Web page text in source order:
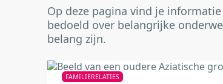
Op deze pagina vind je
bedoeld over belangrijke
belang zijn.
FAMILIERELATIES